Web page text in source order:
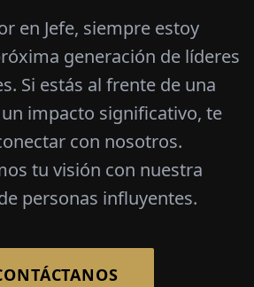
en Jefe, siempre estoy
generación de líderes
Si estás al frente de una
impacto significativo, te
con nosotros.
tu visión con nuestra
personas influyentes.